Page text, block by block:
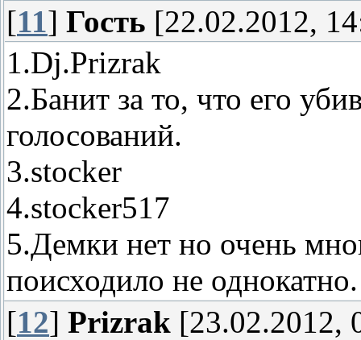
[11] Гость [22.02.2012,
1.Dj.Prizrak
2.Банит за то, что его
голосований.
3.stocker
4.stocker517
5.Демки нет но очень
поисходило не однокатно.
[12] Prizrak [23.02.2012,